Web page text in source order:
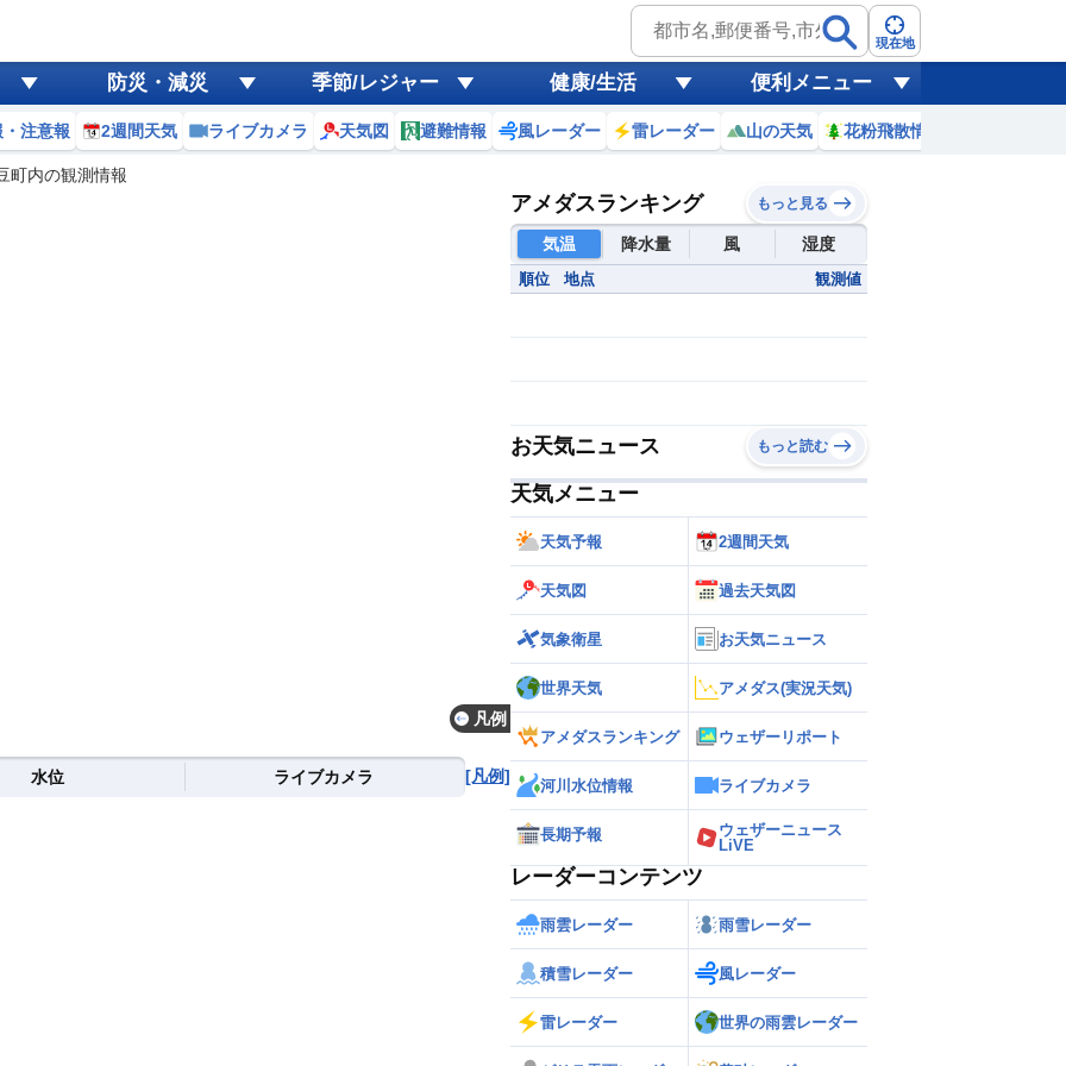
現在地
防災・減災 季節/レジャー 健康/生活 便利メニュー
注意報 2週間天気 ライブカメラ 天気図 避難情報 風レーダー 雷レーダー 山の天気 花粉飛散情報
町内の観測情報
凡例
30mm~
15~19mm
10~14mm
5~9mm
3~4mm
1~2mm
氾濫危険
避難判断
氾濫注意
水防団待機
平常・基準なし
欠測
ライブカメラ
水位 ライブカメラ [凡例]
アメダスランキング もっと見る
気温 降水量 風 湿度
順位 地点 観測値
お天気ニュース もっと読む
天気メニュー
天気予報 2週間天気
天気図 過去天気図
気象衛星 お天気ニュース
世界天気 アメダス(実況天気)
アメダスランキング ウェザーリポート
河川水位情報 ライブカメラ
長期予報
ウェザーニュース
LiVE
レーダーコンテンツ
雨雲レーダー 雨雪レーダー
積雪レーダー 風レーダー
雷レーダー 世界の雨雲レーダー